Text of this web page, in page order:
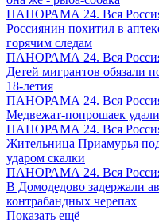
ПАНОРАМА 24. Вся
Россиянин похитил в
горячим следам
ПАНОРАМА 24. Вся
Детей мигрантов обязали
18-летия
ПАНОРАМА 24. Вся
Медвежат-попрошаек
ПАНОРАМА 24. Вся
Жительница Приамурья
ударом скалки
ПАНОРАМА 24. Вся
В Домодедово задержали
контрабандных черепах
Показать ещё